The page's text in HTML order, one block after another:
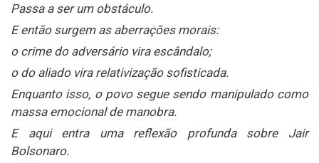
Passa a ser um obstáculo.
E então surgem as aberrações morais:
o crime do adversário vira escândalo;
o do aliado vira relativização sofisticada.
Enquanto isso, o povo segue sendo manipulado como
massa emocional de manobra.
E aqui entra uma reflexão profunda sobre Jair
Bolsonaro.